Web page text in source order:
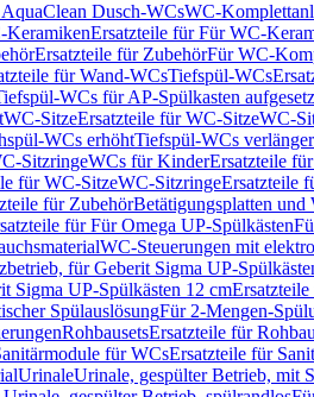
Dusch-WCsWC-
KeramikenErsatzteile für Für WC-
Ersatzteile für ZubehörFür WC-
für Wand-WCsTiefspül-WCs
WCs für AP-Spülkasten
WC-SitzeErsatzteile für WC-SitzeWC-
WCs erhöhtTiefspül-WCs
SitzringeWCs für KinderErsatzteile
für WC-SitzeWC-SitzringeErsatzteile
für ZubehörBetätigungsplatten und
für Für Omega UP-Spülkästen
WC-Steuerungen mit
für Geberit Sigma UP-
Sigma UP-Spülkästen 12 cm
SpülauslösungFür 2-Mengen-
RohbausetsErsatzteile für
für WCsErsatzteile für
UrinaleUrinale, gespülter Betrieb, mit